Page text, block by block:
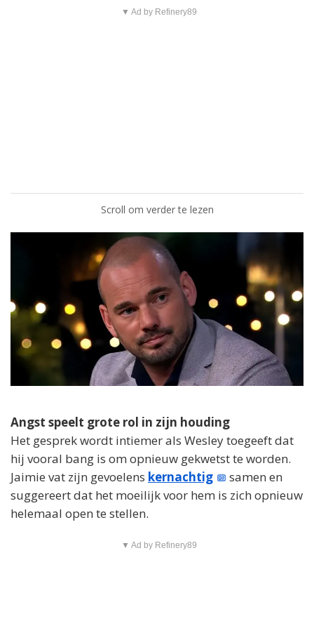
▼ Ad by Refinery89
Scroll om verder te lezen
Angst speelt grote rol in zijn houding
Het gesprek wordt intiemer als Wesley toegeeft dat
hij vooral bang is om opnieuw gekwetst te worden.
Jaimie vat zijn gevoelens kernachtig
samen en
suggereert dat het moeilijk voor hem is zich opnieuw
helemaal open te stellen.
▼ Ad by Refinery89